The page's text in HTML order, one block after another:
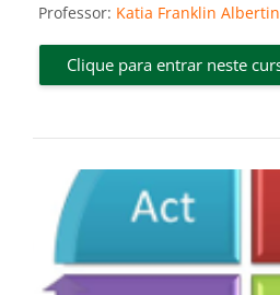
Professor: Katia Franklin
Clique para entrar neste